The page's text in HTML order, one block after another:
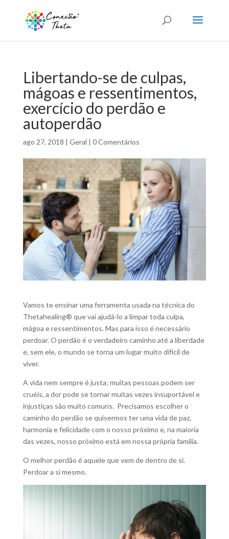
Libertando-se de culpas,
mágoas e ressentimentos,
exercício do perdão e
autoperdão
ago 27, 2018 | Geral | 0 Comentários
Vamos te ensinar uma ferramenta usada na técnica do
Thetahealing® que vai ajudá-lo a limpar toda culpa,
mágoa e ressentimentos. Mas para isso é necessário
perdoar. O perdão é o verdadeiro caminho até a liberdade
e, sem ele, o mundo se torna um lugar muito difícil de
viver.
A vida nem sempre é justa; muitas pessoas podem ser
cruéis, a dor pode se tornar muitas vezes insuportável e
injustiças são muito comuns. Precisamos escolher o
caminho do perdão se quisermos ter uma vida de paz,
harmonia e felicidade com o nosso próximo e, na maioria
das vezes, nosso próximo está em nossa própria família.
O melhor perdão é aquele que vem de dentro de si.
Perdoar a si mesmo.